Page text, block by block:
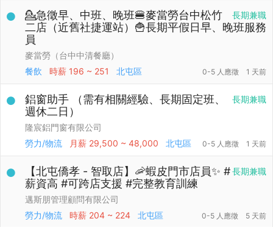
長期兼職
💁急徵早、中班、晚班🍔麥當勞台中松竹
二店（近舊社捷運站）🍟長期平假日早、晚班服務
員
麥當勞（台中中清餐廳）
餐飲
時薪 196 ~ 251 北屯區 0-5 人應徵 1 天前
長期兼職
鋁窗助手 （需有相關經驗、長期固定班、
週休二日）
隆宸鋁門窗有限公司
勞力/物流
月薪 29,500 ~ 48,000 北屯區 0-5 人應徵 1 天前
長期兼職
【北屯僑孝 - 智取店】🦐蝦皮門市店員✨ #
薪資高 #可跨店支援 #完整教育訓練
邁斯朋管理顧問有限公司
勞力/物流
時薪 204 ~ 224 北屯區 0-5 人應徵 5 天前